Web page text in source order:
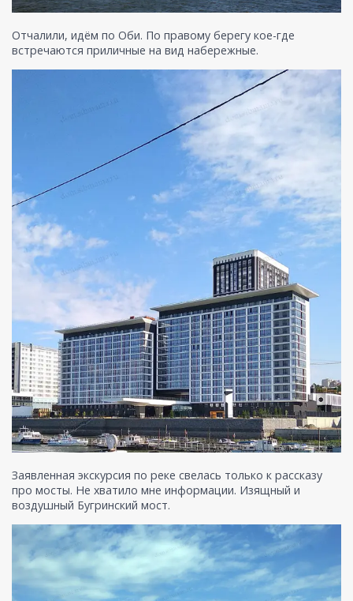
Отчалили, идём по Оби. По правому берегу кое-где
встречаются приличные на вид набережные.
Заявленная экскурсия по реке свелась только к рассказу
про мосты. Не хватило мне информации. Изящный и
воздушный Бугринский мост.